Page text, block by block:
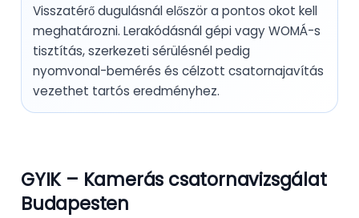
Visszatérő dugulásnál először a pontos okot kell
meghatározni. Lerakódásnál gépi vagy WOMÁ-s
tisztítás, szerkezeti sérülésnél pedig
nyomvonal-bemérés és célzott csatornajavítás
vezethet tartós eredményhez.
GYIK – Kamerás csatornavizsgálat
Budapesten